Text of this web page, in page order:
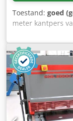
Toestand: goed
meter kantpers
Capaciteit: 3100
Lazersafe
Rmqe Acgjha 1